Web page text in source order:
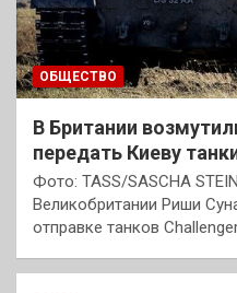
ОБЩЕСТВО
В Британии
передать Киеву
Фото: TASS/SASCHA
Великобритании Риши
отправке танков